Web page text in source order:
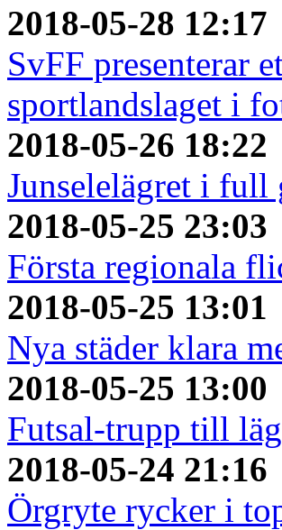
2018-05-28 12:17
SvFF presenterar
sportlandslaget i
2018-05-26 18:22
Junselelägret i full
2018-05-25 23:03
Första regionala
2018-05-25 13:01
Nya städer klara
2018-05-25 13:00
Futsal-trupp till
2018-05-24 21:16
Örgryte rycker i